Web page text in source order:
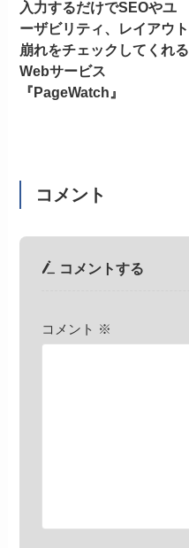
入力するだけでSEOやユ
ーザビリティ、レイアウト
崩れをチェックしてくれる
Webサービス
『PageWatch』
コメント
コメントする
コメント ※